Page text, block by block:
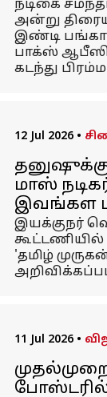
நடிகை
அன்று
இண்டி
பாக்ஸ்
கடந்து
12 Jul 2026 •
மாஸ்
இவங்கள
இயக்குநர்
'தமிழ்
11 Jul 2026 •
போஸ்டரில்